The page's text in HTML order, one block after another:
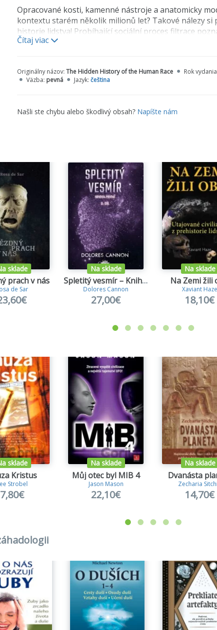
Opracované kosti, kamenné nástroje a anatomicky
kontextu starém několik milionů let? Takové nálezy
historie lidstva! Probíhající sociální proces filtrace
tohoto typu úspěšně potlačuje, ignoruje a zapomíná.
známy, ale které zmizely ze zřetele vlivem „filtru
kterou autoři podstoupili při odkrývání těchto důkazů,
Detailnost a důkladná analýza zpráv o nálezech a
brali vážně.
Čítaj viac
Originálny názov: The Hidden History of the Human Race Rok
Väzba: pevná Jazyk: čeština
Našli ste chybu alebo škodlivý obsah? Napíšte nám
sklade
prach v nás
de Sar
Na sklade
Spletitý vesmír – Kniha první (2. díl)
Dolores Cannon
27,00€
Na sklade
Na Zemi žili
Xaviant Haze
18,10€
sklade
Kristus
Strobel
7,80€
Na sklade
Můj otec byl MIB 4
Jason Mason
22,10€
Na sklade
Dvanásta
Zecharia
14,70€